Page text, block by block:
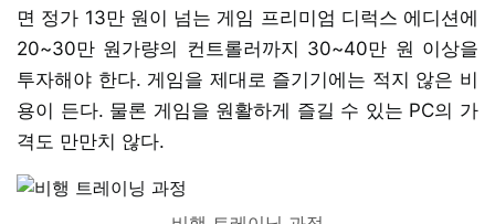
면 정가 13만 원이 넘는 게임 프리미엄 디럭스 에디션에
20~30만 원가량의 컨트롤러까지 30~40만 원 이상을
투자해야 한다. 게임을 제대로 즐기기에는 적지 않은 비
용이 든다. 물론 게임을 원활하게 즐길 수 있는 PC의 가
격도 만만치 않다.